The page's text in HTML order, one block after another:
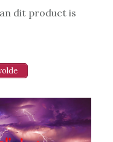
dit product is